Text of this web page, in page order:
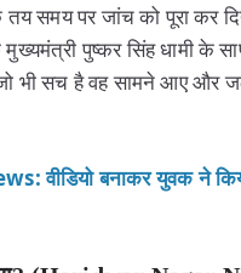
तय समय पर जांच को पूरा कर
मुख्यमंत्री पुष्कर सिंह धामी के
जो भी सच है वह सामने आए और
वीडियो बनाकर युवक ने